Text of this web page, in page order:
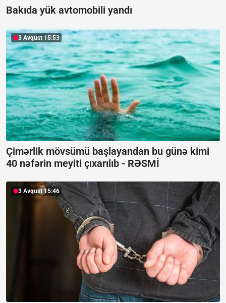
Bakıda yük avtomobili yandı
3 Avqust 15:53
Çimərlik mövsümü başlayandan bu günə kimi
40 nəfərin meyiti çıxarılıb - RƏSMİ
3 Avqust 15:46